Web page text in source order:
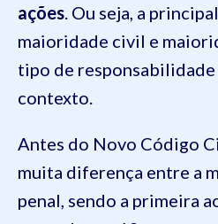
ações . Ou seja, a
maioridade civil e
tipo de
contexto.
Antes do Novo Código
muita diferença entre a
penal, sendo a primeira